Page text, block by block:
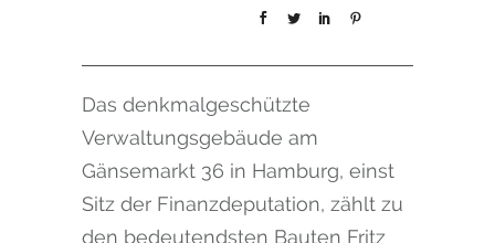
Das denkmalgeschützte
Verwaltungsgebäude am
Gänsemarkt 36 in Hamburg, einst
Sitz der Finanzdeputation, zählt zu
den bedeutendsten Bauten Fritz